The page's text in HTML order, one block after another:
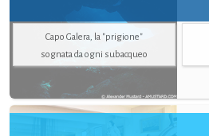
Capo Galera, la "prigione"
sognata da ogni subacqueo